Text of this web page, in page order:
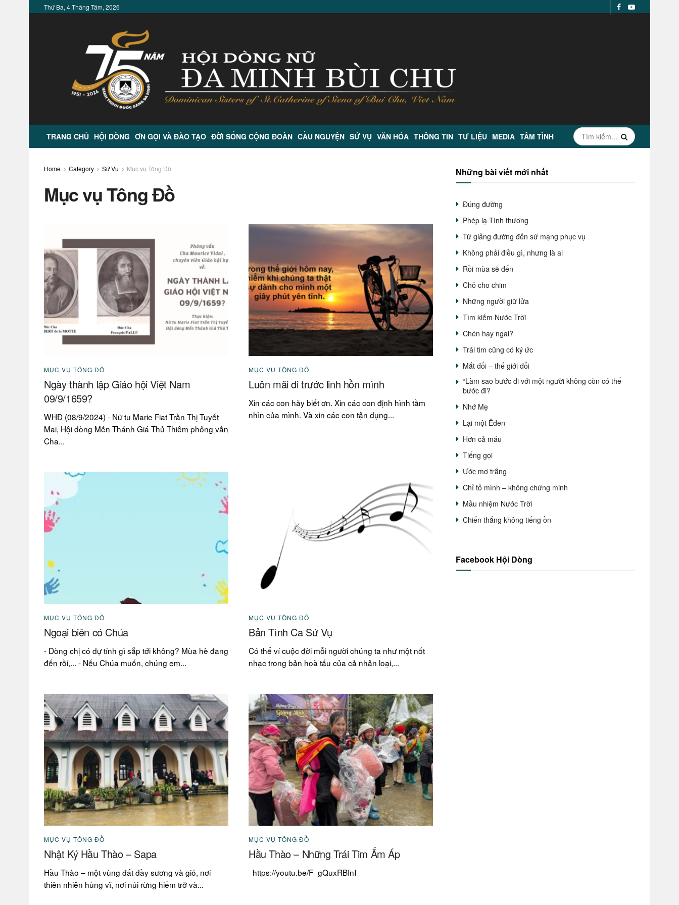
Thứ Ba, 4 Tháng Tám, 2026
TRANG CHỦ HỘI DÒNG ƠN GỌI VÀ ĐÀO TẠO ĐỜI SỐNG CỘNG ĐOÀN CẦU NGUYỆN SỨ VỤ VĂN HÓA THÔNG TIN TƯ LIỆU MEDIA TÂM TÌNH
Home Category Sứ Vụ Mục vụ Tông Đồ
Mục vụ Tông Đồ
MỤC VỤ TÔNG ĐỒ
Ngày thành lập Giáo hội Việt Nam
09/9/1659?
WHĐ (08/9/2024) - Nữ tu Marie Fiat Trần Thị Tuyết
Mai, Hội dòng Mến Thánh Giá Thủ Thiêm phỏng vấn
Cha...
MỤC VỤ TÔNG ĐỒ
Luôn mãi đi trước linh hồn mình
Xin các con hãy biết ơn. Xin các con định hình tầm
nhìn của mình. Và xin các con tận dụng...
MỤC VỤ TÔNG ĐỒ
Ngoại biên có Chúa
- Dòng chị có dự tính gì sắp tới không? Mùa hè đang
đến rồi,... - Nếu Chúa muốn, chúng em...
MỤC VỤ TÔNG ĐỒ
Bản Tình Ca Sứ Vụ
Có thể ví cuộc đời mỗi người chúng ta như một nốt
nhạc trong bản hoà tấu của cả nhân loại,...
MỤC VỤ TÔNG ĐỒ
Nhật Ký Hầu Thào – Sapa
Hầu Thào – một vùng đất đầy sương và gió, nơi
thiên nhiên hùng vĩ, nơi núi rừng hiểm trở và...
MỤC VỤ TÔNG ĐỒ
Hầu Thào – Những Trái Tim Ấm Áp
https://youtu.be/F_gQuxRBInI
Những bài viết mới nhất
Đúng đường
Phép lạ Tình thương
Từ giảng đường đến sứ mạng phục vụ
Không phải điều gì, nhưng là ai
Rồi mùa sẽ đến
Chỗ cho chim
Những người giữ lửa
Tìm kiếm Nước Trời
Chén hay ngai?
Trái tim cũng có ký ức
Mắt đổi – thế giới đổi
“Làm sao bước đi với một người không còn có thể
bước đi?
Nhớ Mẹ
Lại một Êđen
Hơn cả máu
Tiếng gọi
Ước mơ trắng
Chỉ tỏ mình – không chứng minh
Mầu nhiệm Nước Trời
Chiến thắng không tiếng ồn
Facebook Hội Dòng